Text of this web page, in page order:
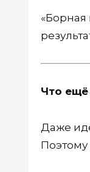
«Борная
Что
Даже